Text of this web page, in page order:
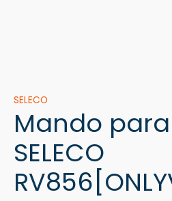
SELECO
Mando para
SELECO